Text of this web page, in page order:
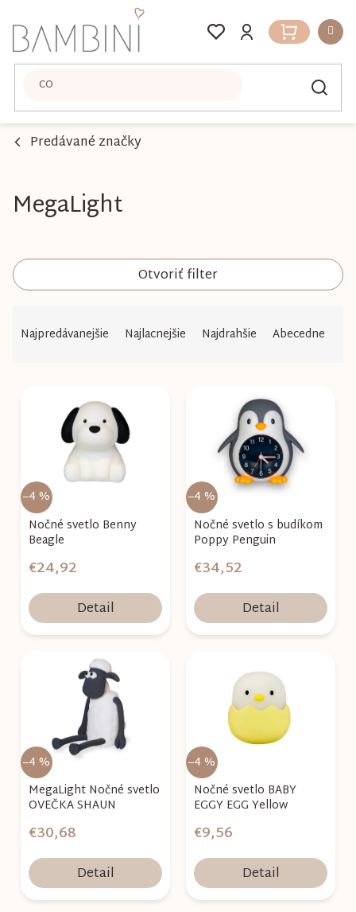
na
obsah
Nákupný
košík
Predávané značky
MegaLight
Otvoriť filter
Najpredávanejšie Najlacnejšie Najdrahšie Abecedne
–4 %
Nočné svetlo Benny
Beagle
€24,92
Detail
–4 %
Nočné svetlo s budíkom
Poppy Penguin
€34,52
Detail
–4 %
MegaLight Nočné svetlo
OVEČKA SHAUN
€30,68
Detail
–4 %
Nočné svetlo BABY
EGGY EGG Yellow
€9,56
Detail